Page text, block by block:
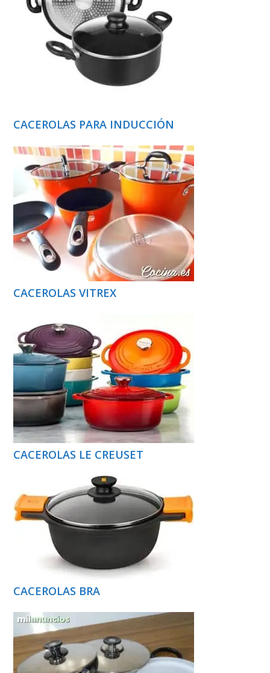
CACEROLAS PARA INDUCCIÓN
CACEROLAS VITREX
CACEROLAS LE CREUSET
CACEROLAS BRA